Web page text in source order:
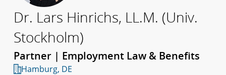
Dr. Lars Hinrichs, LL.M. (Univ.
Stockholm)
Partner | Employment Law & Benefits
Hamburg, DE